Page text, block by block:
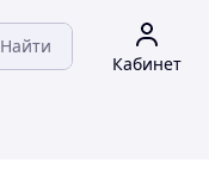
Найти
Кабинет